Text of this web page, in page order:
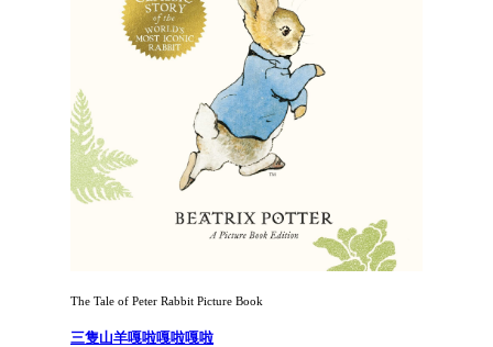
The Tale of Peter Rabbit Picture Book
三隻山羊嘎啦嘎啦嘎啦